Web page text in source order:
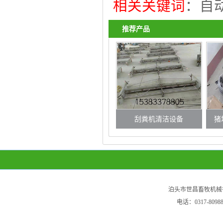
相关关键词 ： 自
推荐产品
刮粪机清洁设备 猪
泊头市世昌畜牧机
电话：0317-